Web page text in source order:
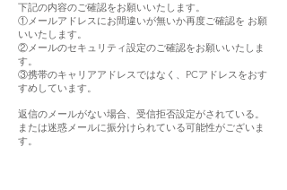
下記の内容のご確認をお願いいたします。
①メールアドレスにお間違いが無いか再度ご確認を お願
いいたします。
②メールのセキュリティ設定のご確認をお願いいたしま
す。
③携帯のキャリアアドレスではなく、PCアドレスをおす
すめしています。
返信のメールがない場合、受信拒否設定がされている。
または迷惑メールに振分けられている可能性がございま
す。